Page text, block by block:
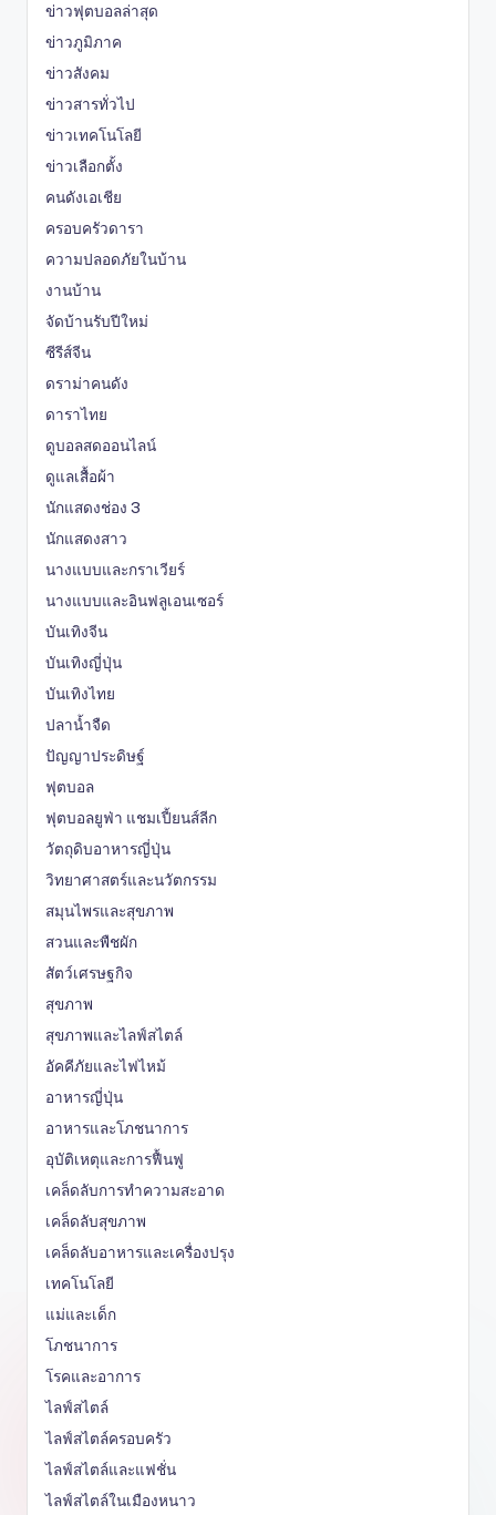
ข่าวฟุตบอลล่าสุด
ข่าวภูมิภาค
ข่าวสังคม
ข่าวสารทั่วไป
ข่าวเทคโนโลยี
ข่าวเลือกตั้ง
คนดังเอเชีย
ครอบครัวดารา
ความปลอดภัยในบ้าน
งานบ้าน
จัดบ้านรับปีใหม่
ซีรีส์จีน
ดราม่าคนดัง
ดาราไทย
ดูบอลสดออนไลน์
ดูแลเสื้อผ้า
นักแสดงช่อง 3
นักแสดงสาว
นางแบบและกราเวียร์
นางแบบและอินฟลูเอนเซอร์
บันเทิงจีน
บันเทิงญี่ปุ่น
บันเทิงไทย
ปลาน้ำจืด
ปัญญาประดิษฐ์
ฟุตบอล
ฟุตบอลยูฟ่า แชมเปี้ยนส์ลีก
วัตถุดิบอาหารญี่ปุ่น
วิทยาศาสตร์และนวัตกรรม
สมุนไพรและสุขภาพ
สวนและพืชผัก
สัตว์เศรษฐกิจ
สุขภาพ
สุขภาพและไลฟ์สไตล์
อัคคีภัยและไฟไหม้
อาหารญี่ปุ่น
อาหารและโภชนาการ
อุบัติเหตุและการฟื้นฟู
เคล็ดลับการทำความสะอาด
เคล็ดลับสุขภาพ
เคล็ดลับอาหารและเครื่องปรุง
เทคโนโลยี
แม่และเด็ก
โภชนาการ
โรคและอาการ
ไลฟ์สไตล์
ไลฟ์สไตล์ครอบครัว
ไลฟ์สไตล์และแฟชั่น
ไลฟ์สไตล์ในเมืองหนาว